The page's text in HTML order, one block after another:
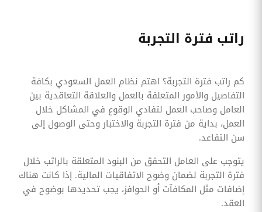
راتب فترة التجربة
كم راتب فترة التجربة؟ اهتم نظام العمل السعودي بكافة
التفاصيل والأمور المتعلقة بالعمل والعلاقة التعاقدية بين
العامل وصاحب العمل لتفادي الوقوع في المشاكل خلال
العمل، بداية من فترة التجربة والاختبار وحتى الوصول إلى
سن التقاعد.
يتوجب على العامل التحقق من البنود المتعلقة بالراتب خلال
فترة التجربة لضمان وضوح الاتفاقيات المالية. إذا كانت هناك
إضافات مثل المكافآت أو الحوافز، يجب تحديدها بوضوح في
العقد.